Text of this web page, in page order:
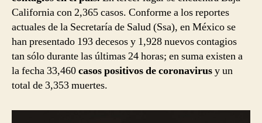
California con 2,365 casos. Conforme a los reportes
actuales de la Secretaría de Salud (Ssa), en México se
han presentado 193 decesos y 1,928 nuevos contagios
tan sólo durante las últimas 24 horas; en suma existen a
la fecha 33,460casos positivos de coronavirusy un
total de 3,353 muertes.